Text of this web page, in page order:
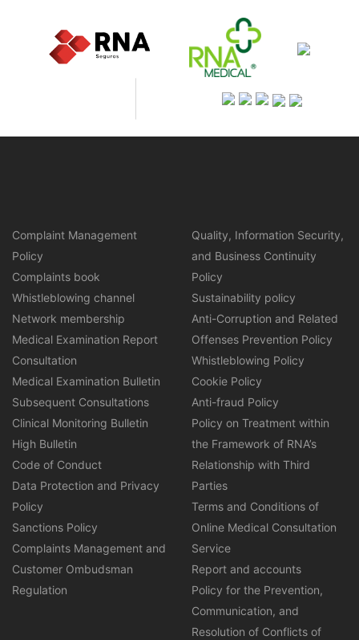
Complaint Management
Policy
Complaints book
Whistleblowing channel
Network membership
Medical Examination Report
Consultation
Medical Examination Bulletin
Subsequent Consultations
Clinical Monitoring Bulletin
High Bulletin
Code of Conduct
Data Protection and Privacy
Policy
Sanctions Policy
Complaints Management and
Customer Ombudsman
Regulation
Quality, Information Security,
and Business Continuity
Policy
Sustainability policy
Anti-Corruption and Related
Offenses Prevention Policy
Whistleblowing Policy
Cookie Policy
Anti-fraud Policy
Policy on Treatment within
the Framework of RNA’s
Relationship with Third
Parties
Terms and Conditions of
Online Medical Consultation
Service
Report and accounts
Policy for the Prevention,
Communication, and
Resolution of Conflicts of